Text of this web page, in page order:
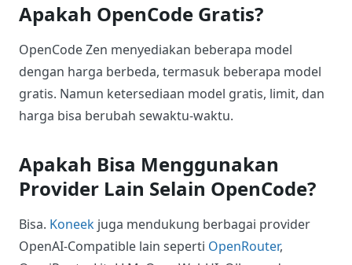
Apakah OpenCode Gratis?
OpenCode Zen menyediakan beberapa model
dengan harga berbeda, termasuk beberapa model
gratis. Namun ketersediaan model gratis, limit, dan
harga bisa berubah sewaktu-waktu.
Apakah Bisa Menggunakan
Provider Lain Selain OpenCode?
Bisa. Koneek juga mendukung berbagai provider
OpenAI-Compatible lain seperti OpenRouter,